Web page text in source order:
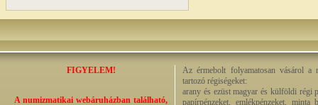
FIGYELEM!
A numizmatikai webáruházban található,
Az érmebolt folyamatosan vásárol a
tartozó régiségeket:
arany és ezüst magyar és külföldi régi
papírpénzeket, emlékpénzeket, minta